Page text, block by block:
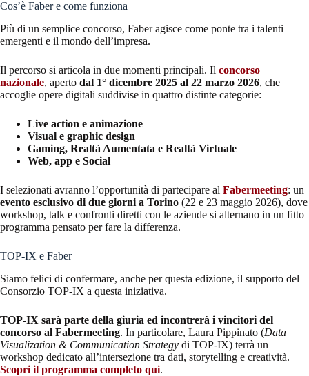
Cos’è Faber e come funziona
Più di un semplice concorso, Faber agisce come ponte tra i talenti
emergenti e il mondo dell’impresa.
Il percorso si articola in due momenti principali. Il concorso
nazionale, aperto dal 1° dicembre 2025 al 22 marzo 2026, che
accoglie opere digitali suddivise in quattro distinte categorie:
Live action e animazione
Visual e graphic design
Gaming, Realtà Aumentata e Realtà Virtuale
Web, app e Social
I selezionati avranno l’opportunità di partecipare al Fabermeeting: un
evento esclusivo di due giorni a Torino (22 e 23 maggio 2026), dove
workshop, talk e confronti diretti con le aziende si alternano in un fitto
programma pensato per fare la differenza.
TOP-IX e Faber
Siamo felici di confermare, anche per questa edizione, il supporto del
Consorzio TOP-IX a questa iniziativa.
TOP-IX sarà parte della giuria ed incontrerà i vincitori del
concorso al Fabermeeting. In particolare, Laura Pippinato (Data
Visualization & Communication Strategy di TOP-IX) terrà un
workshop dedicato all’intersezione tra dati, storytelling e creatività.
Scopri il programma completo qui.